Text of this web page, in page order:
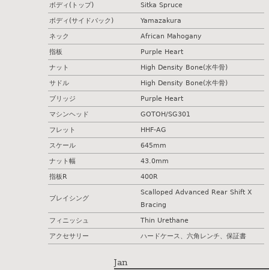
ボディ(トップ)
Sitka Spruce
ボディ(サイドバック)
Yamazakura
ネック
African Mahogany
指板
Purple Heart
ナット
High Density Bone(水牛骨)
サドル
High Density Bone(水牛骨)
ブリッジ
Purple Heart
マシンヘッド
GOTOH/SG301
フレット
HHF-AG
スケール
645mm
ナット幅
43.0mm
指板R
400R
ブレイシング
Scalloped Advanced Rear Shift X
Bracing
フィニッシュ
Thin Urethane
アクセサリー
ハードケース、六角レンチ、保証書
Jan